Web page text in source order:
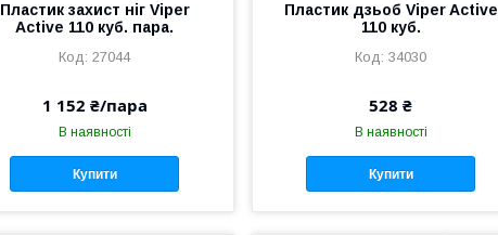
Пластик захист ніг Viper
Active 110 куб. пара.
27044
1 152 ₴/пара
В наявності
Купити
Пластик дзьоб Viper Active
110 куб.
34030
528 ₴
В наявності
Купити